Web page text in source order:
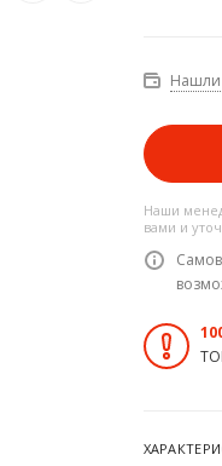
Нашли
Наши
вами и